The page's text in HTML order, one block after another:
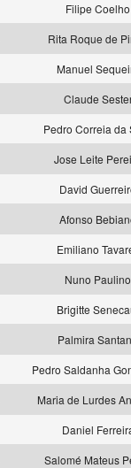
Filipe Coelho
Rita Roque de
Manuel
Claude
Pedro Correia da
Jose Leite
David
Afonso
Emiliano
Nuno Paulino
Brigitte
Palmira
Pedro Saldanha
Maria de Lurdes
Daniel
Salomé Mateus